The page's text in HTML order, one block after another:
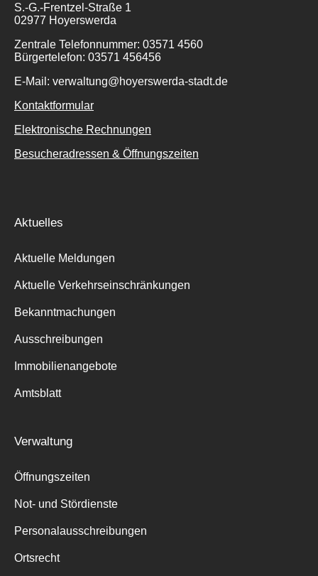
Suche
S.-G.-Frentzel-Straße 1
02977 Hoyerswerda
Zentrale Telefonnummer: 03571 4560
Bürgertelefon: 03571 456456
E-Mail: verwaltung@hoyerswerda-stadt.de
Kontaktformular
Elektronische Rechnungen
Besucheradressen & Öffnungszeiten
Aktuelles
Aktuelle Meldungen
Aktuelle Verkehrseinschränkungen
Bekanntmachungen
Ausschreibungen
Immobilienangebote
Amtsblatt
Verwaltung
Öffnungszeiten
Not- und Stördienste
Personalausschreibungen
Ortsrecht